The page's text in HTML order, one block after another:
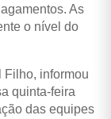
As
o nível do
Filho, informou
quinta-feira
das equipes